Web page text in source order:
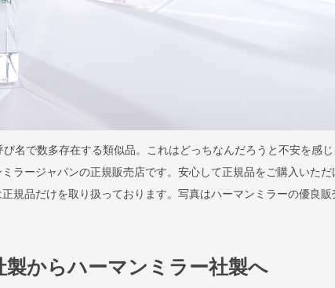
名で数多存在する類似品。これはどっちなんだろうと不安を感
ラージャパンの正規販売店です。安心して正規品をご購入いただ
規品だけを取り扱っております。写真はハーマンミラーの優良販
製からハーマンミラー社製へ